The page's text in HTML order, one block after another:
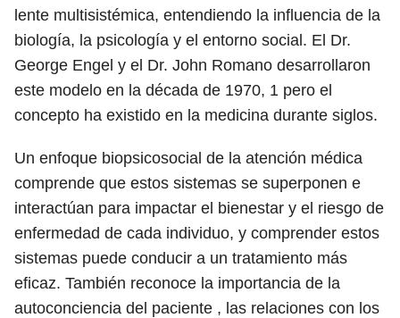
lente multisistémica, entendiendo la influencia de la
biología, la psicología y el entorno social. El Dr.
George Engel y el Dr. John Romano desarrollaron
este modelo en la década de 1970, 1 pero el
concepto ha existido en la medicina durante siglos.
Un enfoque biopsicosocial de la atención médica
comprende que estos sistemas se superponen e
interactúan para impactar el bienestar y el riesgo de
enfermedad de cada individuo, y comprender estos
sistemas puede conducir a un tratamiento más
eficaz. También reconoce la importancia de la
autoconciencia del paciente , las relaciones con los